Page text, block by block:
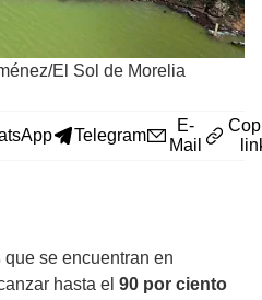
El Sol de Morelia
Telegram
E-
Mail
que se encuentran en
hasta el 90 por ciento